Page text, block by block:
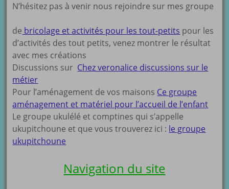
N’hésitez pas à venir nous rejoindre sur mes groupe
de bricolage et activités pour les tout-petits pour les
d’activités des tout petits, venez montrer le résultat
avec mes créations
Discussions sur Chez veronalice discussions sur le
métier
Pour l’aménagement de vos maisons Ce groupe
aménagement et matériel pour l’accueil de l’enfant
Le groupe ukulélé et comptines qui s’appelle
ukupitchoune et que vous trouverez ici : le groupe
ukupitchoune
Navigation du site